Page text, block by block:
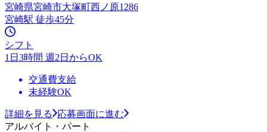
宮崎県宮崎市大塚町西ノ原1286
宮崎駅 徒歩45分
シフト
1日3時間 週2日からOK
交通費支給
未経験OK
詳細を見る
応募画面に進む
アルバイト・パート